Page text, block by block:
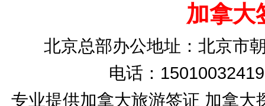
加拿大
北京总部办公地址：北京市
电话：
专业提供加拿大旅游签证 加拿